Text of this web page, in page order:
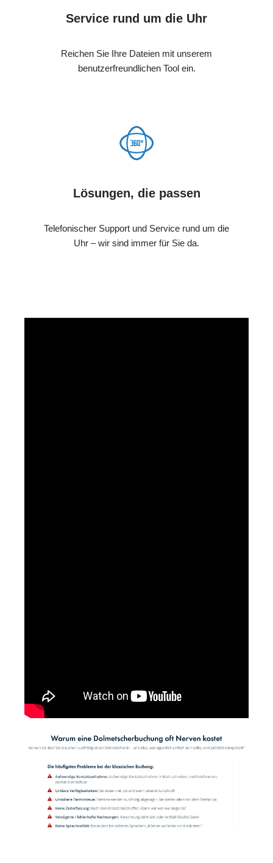
Service rund um die Uhr
Reichen Sie Ihre Dateien mit unserem
benutzerfreundlichen Tool ein.
Lösungen, die passen
Telefonischer Support und Service rund um die
Uhr – wir sind immer für Sie da.